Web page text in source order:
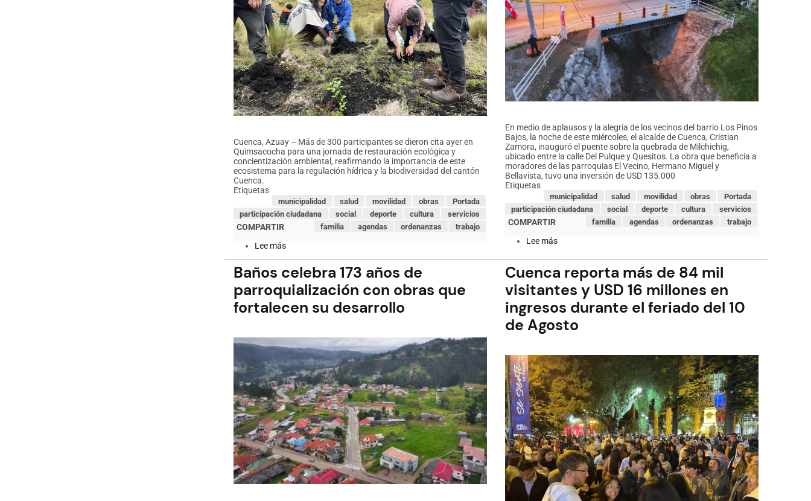
Cuenca, Azuay – Más de 300 participantes se dieron cita ayer en
Quimsacocha para una jornada de restauración ecológica y
concientización ambiental, reafirmando la importancia de este
ecosistema para la regulación hídrica y la biodiversidad del cantón
Cuenca.
Etiquetas
Portada
obras
movilidad
salud
municipalidad
servicios
cultura
deporte
social
participación ciudadana
trabajo
ordenanzas
agendas
familia
Lee más
reforestación
en
Quimsacocha
En medio de aplausos y la alegría de los vecinos del barrio Los Pinos
Bajos, la noche de este miércoles, el alcalde de Cuenca, Cristian
Zamora, inauguró el puente sobre la quebrada de Milchichig,
ubicado entre la calle Del Pulque y Quesitos. La obra que beneficia a
moradores de las parroquias El Vecino, Hermano Miguel y
Bellavista, tuvo una inversión de USD 135.000
Etiquetas
Portada
obras
movilidad
salud
municipalidad
servicios
cultura
deporte
social
participación ciudadana
trabajo
ordenanzas
agendas
familia
Lee más
Cristian
Zamora
inauguró
nuevo
puente
de
dos
carriles
quebrada
de
Milchichig
Baños celebra 173 años de
parroquialización con obras que
fortalecen su desarrollo
Cuenca reporta más de 84 mil
visitantes y USD 16 millones en
ingresos durante el feriado del 10
de Agosto